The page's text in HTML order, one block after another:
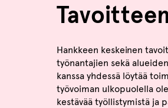
Hankkeen keskeinen
työnantajien sekä
kanssa yhdessä löytää
työvoiman ulkopuolella
kestävää työllistymistä ja